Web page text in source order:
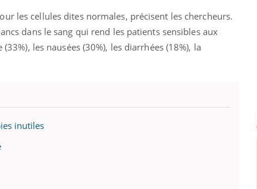
les cellules dites normales, précisent les chercheurs.
dans le sang qui rend les patients sensibles aux
les nausées (30%), les diarrhées (18%), la
inutiles